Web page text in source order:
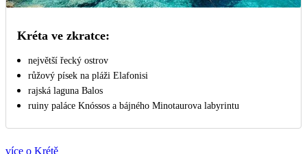
Kréta ve zkratce:
největší řecký ostrov
růžový písek na pláži Elafonisi
rajská laguna Balos
ruiny paláce Knóssos a bájného Minotaurova labyrintu
více o Krétě